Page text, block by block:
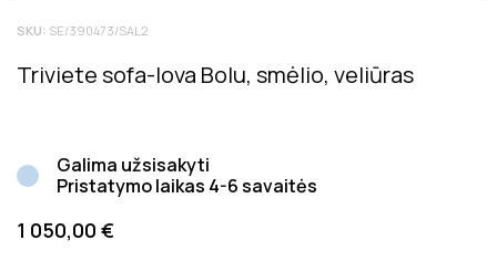
SKU: SE/390473/SAL2
Triviete sofa-lova Bolu, smėlio, veliūras
Galima užsisakyti
Pristatymo laikas 4-6 savaitės
1 050,00 €